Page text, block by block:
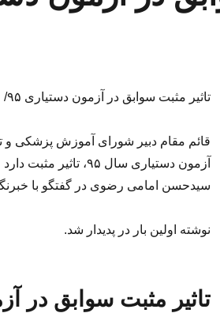
تاثیر مثبت سوابق در آزمون دستیاری ۹۵/ معدل ها تراز می شوند
قائم مقام دبیر شورای آموزش پزشکی
آزمون دستیاری سال
سیدحسن امامی رضوی در گفتگو با
نوشته اولین بار در پدیدار شد.